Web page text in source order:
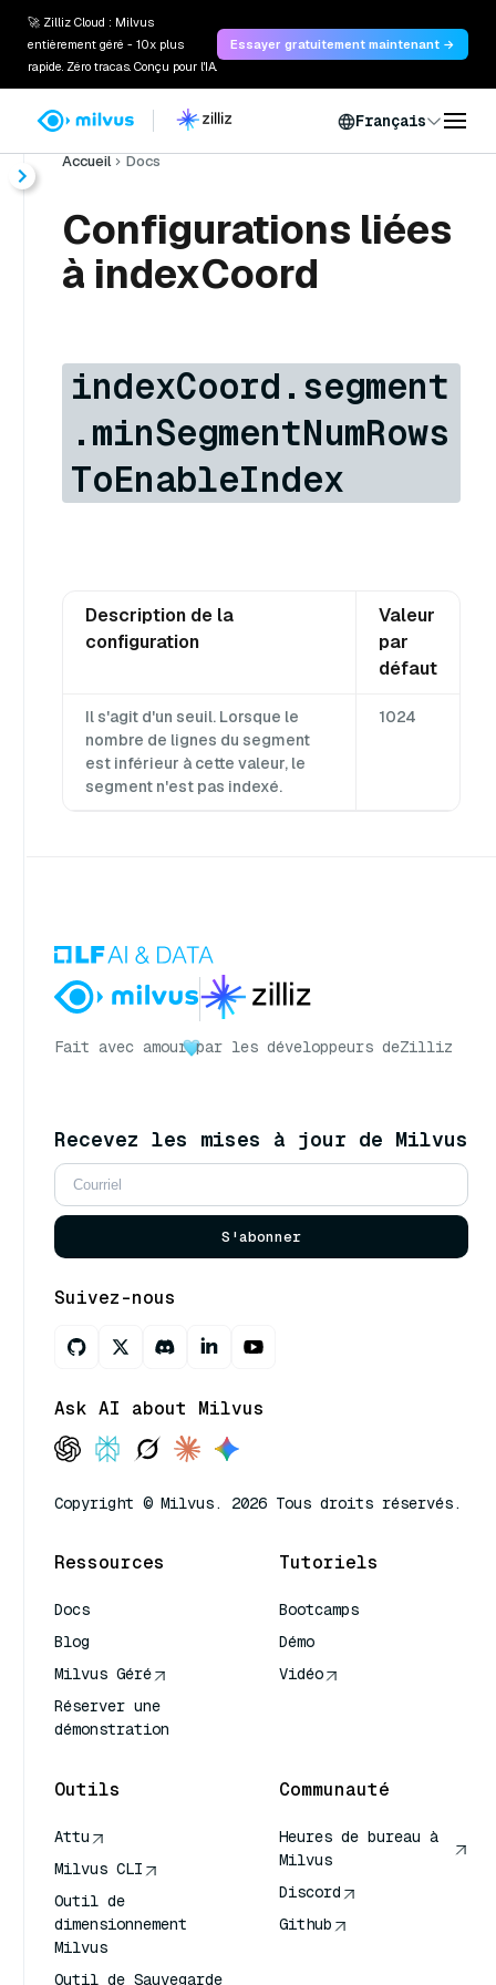
🚀 Zilliz Cloud : Milvus
entièrement géré - 10x plus
rapide. Zéro tracas. Conçu pour l'IA.
Essayer gratuitement maintenant →
Français
Accueil Docs
Configurations liées
à indexCoord
indexCoord.segment
.minSegmentNumRows
ToEnableIndex
Description de la
configuration
Valeur
par
défaut
Il s'agit d'un seuil. Lorsque le
nombre de lignes du segment
est inférieur à cette valeur, le
segment n'est pas indexé.
1024
Fait avec amour par les développeurs deZilliz
Recevez les mises à jour de Milvus
S'abonner
Suivez-nous
Ask AI about Milvus
Copyright © Milvus. 2026 Tous droits réservés.
Ressources
Docs
Blog
Milvus Géré
Réserver une
démonstration
Tutoriels
Bootcamps
Démo
Vidéo
Outils
Attu
Milvus CLI
Outil de
dimensionnement
Milvus
Outil de Sauvegarde
Communauté
Heures de bureau à
Milvus
Discord
Github